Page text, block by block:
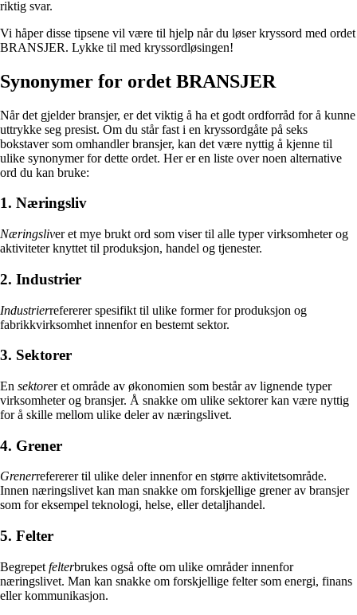
riktig svar.
Vi håper disse tipsene vil være til hjelp når du løser kryssord med ordet
BRANSJER. Lykke til med kryssordløsingen!
Synonymer for ordet BRANSJER
Når det gjelder bransjer, er det viktig å ha et godt ordforråd for å kunne
uttrykke seg presist. Om du står fast i en kryssordgåte på seks
bokstaver som omhandler bransjer, kan det være nyttig å kjenne til
ulike synonymer for dette ordet. Her er en liste over noen alternative
ord du kan bruke:
1. Næringsliv
Næringsliver et mye brukt ord som viser til alle typer virksomheter og
aktiviteter knyttet til produksjon, handel og tjenester.
2. Industrier
Industrierrefererer spesifikt til ulike former for produksjon og
fabrikkvirksomhet innenfor en bestemt sektor.
3. Sektorer
En sektorer et område av økonomien som består av lignende typer
virksomheter og bransjer. Å snakke om ulike sektorer kan være nyttig
for å skille mellom ulike deler av næringslivet.
4. Grener
Grenerrefererer til ulike deler innenfor en større aktivitetsområde.
Innen næringslivet kan man snakke om forskjellige grener av bransjer
som for eksempel teknologi, helse, eller detaljhandel.
5. Felter
Begrepet felterbrukes også ofte om ulike områder innenfor
næringslivet. Man kan snakke om forskjellige felter som energi, finans
eller kommunikasjon.